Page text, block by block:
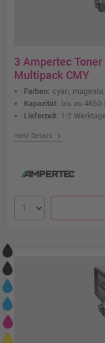
3 Ampertec
Multipack CMY
Farben: cyan,
Kapazität: bis zu 4650
Lieferzeit: 1-2 Werktage
mehr Details chevron_right